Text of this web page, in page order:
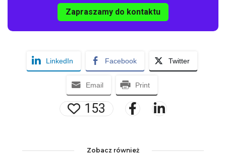
Zapraszamy do kontaktu
LinkedIn Facebook Twitter
Email Print
153
Zobacz również